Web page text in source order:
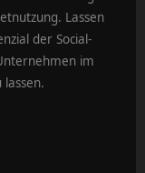
Lassen
der Social-
im